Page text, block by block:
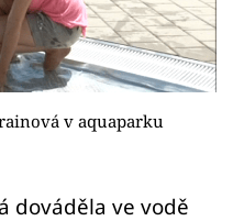
v aquaparku
dováděla ve vodě